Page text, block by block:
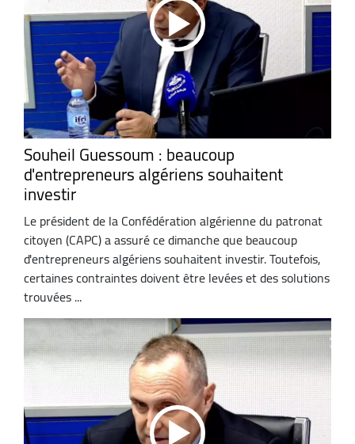
Souheil Guessoum : beaucoup
d'entrepreneurs algériens souhaitent
investir
Le président de la Confédération algérienne du patronat
citoyen (CAPC) a assuré ce dimanche que beaucoup
d'entrepreneurs algériens souhaitent investir. Toutefois,
certaines contraintes doivent être levées et des solutions
trouvées ...